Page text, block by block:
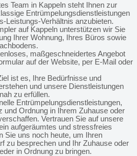
Team in Kappeln steht Ihnen zur
Entrümpelungsdienstleistungen
Leistungs-Verhältnis anzubieten.
auf Kappeln unterstützen wir Sie
Ihrer Wohnung, Ihres Büros sowie
maßgeschneidertes Angebot
auf der Website, per E-Mail oder
ist es, Ihre Bedürfnisse und
und unsere Dienstleistungen
zu erfüllen.
Entrümpelungsdienstleistungen,
und Ordnung in Ihrem Zuhause oder
Vertrauen Sie auf unsere
aufgeräumtes und stressfreies
Sie uns noch heute, um Ihren
zu besprechen und Ihr Zuhause oder
in Ordnung zu bringen.